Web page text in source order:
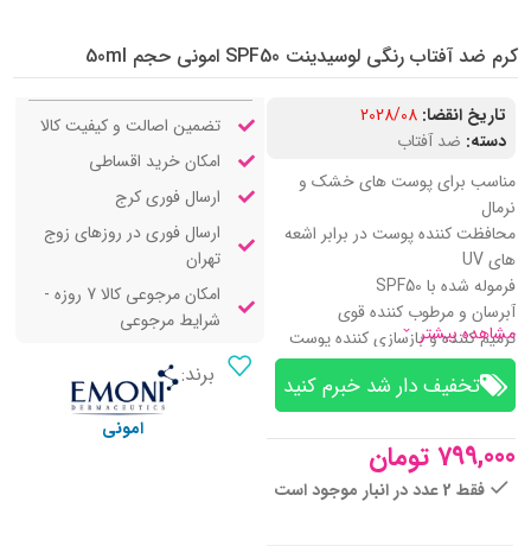
کرم ضد آفتاب رنگی لوسیدینت SPF50 امونی حجم 50ml
تاریخ انقضا: 2028/08
دسته: ضد آفتاب
مناسب برای پوست های خشک و
نرمال
محافظت کننده پوست در برابر اشعه
های UV
فرموله شده با SPF50
آبرسان و مرطوب کننده قوی
ترمیم کننده و بازسازی کننده پوست
ضد التهاب، قرمزی و حساسیت
دارای خاصیت آنتی اکسیدان
جوان کننده و ضد پیری زودرس
تغذیه رسان و تقویت کننده
حاوی آلانتوئین، آلوئه ورا و
هیالورونیک اسید
مشاهده بیشتر
تخفیف‌ دار شد خبرم کنید
799,000 تومان
فقط 2 عدد در انبار موجود است
تضمین اصالت و کیفیت کالا
امکان خرید اقساطی
ارسال فوری کرج
ارسال فوری در روزهای زوج
تهران
امکان مرجوعی کالا 7 روزه -
شرایط مرجوعی
برند:
امونی